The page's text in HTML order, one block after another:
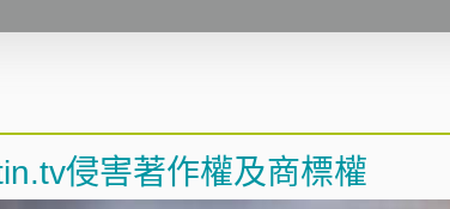
侵害著作權及商標權